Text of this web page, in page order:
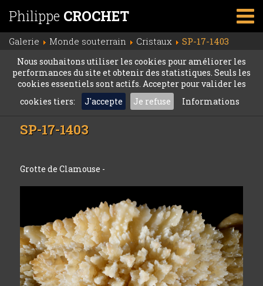
Philippe CROCHET
Galerie Monde souterrain Cristaux SP-17-1403
Nous souhaitons utiliser les cookies pour améliorer les
performances du site et obtenir des statistiques. Seuls les
cookies essentiels sont actifs. Accepter pour valider les
cookies tiers:
J'accepte Je refuse Informations
SP-17-1403
Grotte de Clamouse -